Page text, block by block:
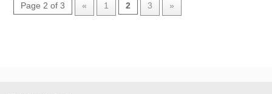
Page 2 of 3 « 1 2 3 »